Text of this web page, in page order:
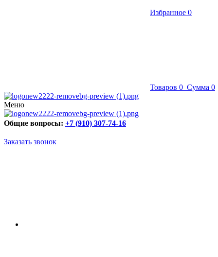
Избранное 0
Товаров 0 Сумма 0
Меню
Общие вопросы: +7 (910) 307-74-16
Заказать звонок